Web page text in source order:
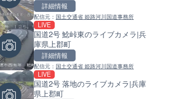
詳細情報
配信元： 国土交通省 姫路河川国道事務所
LIVE
国道2号 鯰峠東のライブカメラ|兵
庫県上郡町
詳細情報
配信元： 国土交通省 姫路河川国道事務所
LIVE
国道2号 落地のライブカメラ|兵庫
県上郡町
配信元：長野県庁
東名高速道路・厚木インター
配信元：テレビ朝日
国道18号篠ノ井橋のライブカ
配信元：日高町役場
比井川水門付近から比井崎海
配信元：日高町役場
小浦川水門付近から小浦海水